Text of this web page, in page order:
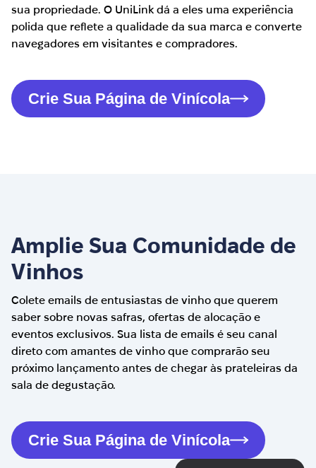
sua propriedade. O UniLink dá a eles uma experiência
polida que reflete a qualidade da sua marca e converte
navegadores em visitantes e compradores.
Crie Sua Página de Vinícola
Amplie Sua Comunidade de
Vinhos
Colete emails de entusiastas de vinho que querem
saber sobre novas safras, ofertas de alocação e
eventos exclusivos. Sua lista de emails é seu canal
direto com amantes de vinho que comprarão seu
próximo lançamento antes de chegar às prateleiras da
sala de degustação.
Crie Sua Página de Vinícola